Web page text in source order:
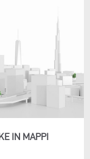
IN MAPPI